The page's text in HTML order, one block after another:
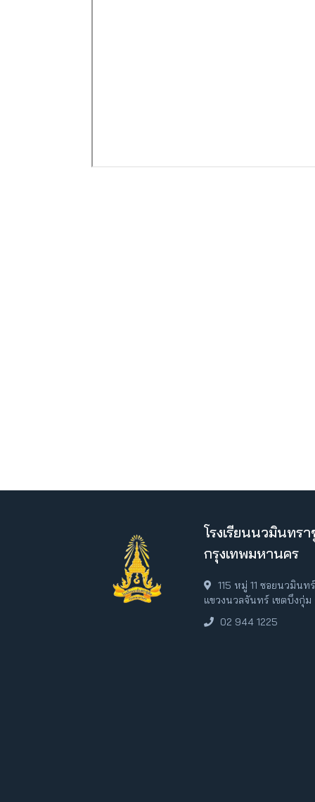
โรงเรียนนวมินทร
กรุงเทพมหานคร
115 หมู่ 11 ซอยนวมิน
แขวงนวลจันทร์ เขตบึงกุ่
02 944 1225